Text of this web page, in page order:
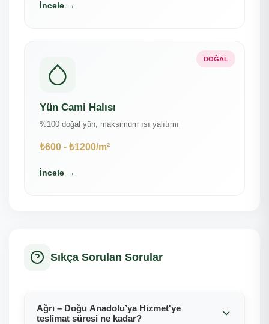
İncele →
DOĞAL
Yün Cami Halısı
%100 doğal yün, maksimum ısı yalıtımı
₺600 - ₺1200/m²
İncele →
Sıkça Sorulan Sorular
Ağrı – Doğu Anadolu’ya Hizmet'ye
teslimat süresi ne kadar?